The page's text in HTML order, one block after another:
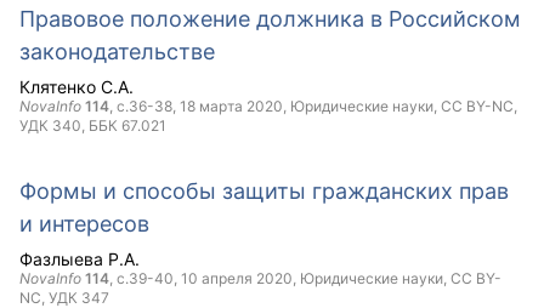
Правовое положение должника в Российском
законодательстве
Клятенко С.А.
NovaInfo 114, с.36-38, 18 марта 2020, Юридические науки, CC BY-NC,
УДК 340, ББК 67.021
Формы и способы защиты гражданских прав
и интересов
Фазлыева Р.А.
NovaInfo 114, с.39-40, 10 апреля 2020, Юридические науки, CC BY-
NC, УДК 347